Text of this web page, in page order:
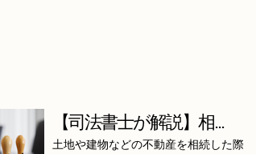
【司法書士が解説】相...
土地や建物などの不動産を相続した際